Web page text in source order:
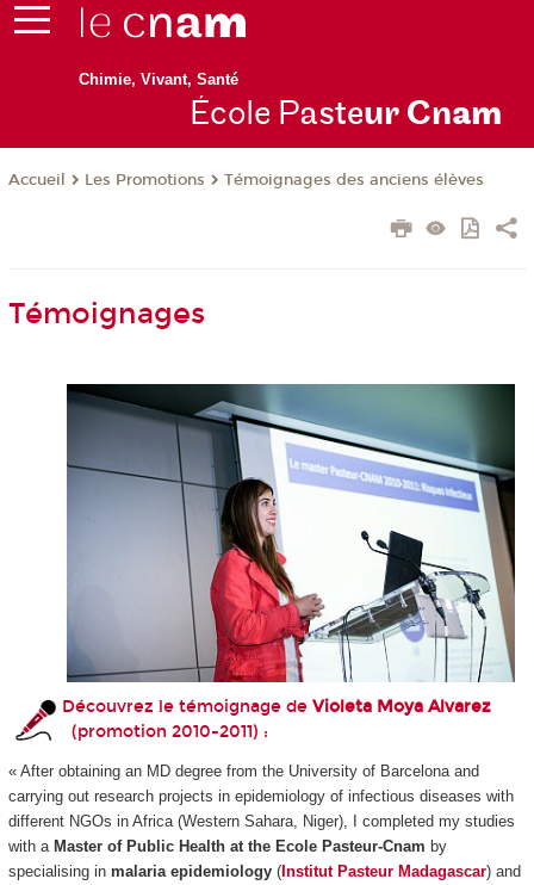
Chimie, Vivant, Santé
École Pasteur Cnam
Accueil Les Promotions Témoignages des anciens élèves
Témoignages
Découvrez le témoignage de Violeta Moya Alvarez
(promotion 2010-2011) :
« After obtaining an MD degree from the University of Barcelona and
carrying out research projects in epidemiology of infectious diseases with
different NGOs in Africa (Western Sahara, Niger), I completed my studies
with a Master of Public Health at the Ecole Pasteur-Cnam by
specialising in malaria epidemiology(Institut Pasteur Madagascar) and